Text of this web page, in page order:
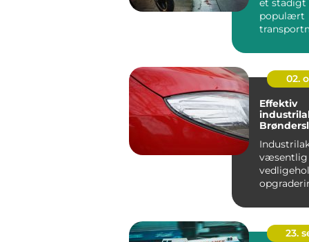
populært
hvilket...
02.
Effektiv
væsentlig
23.